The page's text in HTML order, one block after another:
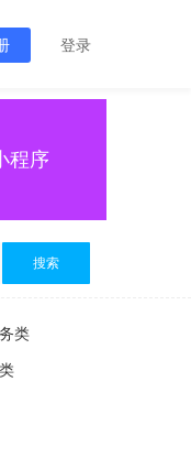
登录
程序
搜索
类
类